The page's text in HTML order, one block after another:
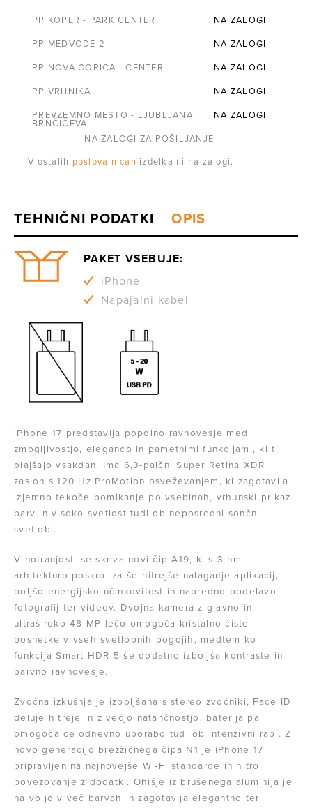
PP KOPER - PARK CENTER NA ZALOGI
PP MEDVODE 2 NA ZALOGI
PP NOVA GORICA - CENTER NA ZALOGI
PP VRHNIKA NA ZALOGI
PREVZEMNO MESTO - LJUBLJANA
BRNČIČEVA
NA ZALOGI
NA ZALOGI ZA POŠILJANJE
V ostalih poslovalnicah izdelka ni na zalogi.
PAKET VSEBUJE:
iPhone
Napajalni kabel
iPhone 17 predstavlja popolno ravnovesje med
zmogljivostjo, eleganco in pametnimi funkcijami, ki ti
olajšajo vsakdan. Ima 6,3-palčni Super Retina XDR
zaslon s 120 Hz ProMotion osveževanjem, ki zagotavlja
izjemno tekoče pomikanje po vsebinah, vrhunski prikaz
barv in visoko svetlost tudi ob neposredni sončni
svetlobi.
V notranjosti se skriva novi čip A19, ki s 3 nm
arhitekturo poskrbi za še hitrejše nalaganje aplikacij,
boljšo energijsko učinkovitost in napredno obdelavo
fotografij ter videov. Dvojna kamera z glavno in
ultraširoko 48 MP lečo omogoča kristalno čiste
posnetke v vseh svetlobnih pogojih, medtem ko
funkcija Smart HDR 5 še dodatno izboljša kontraste in
barvno ravnovesje.
Zvočna izkušnja je izboljšana s stereo zvočniki, Face ID
deluje hitreje in z večjo natančnostjo, baterija pa
omogoča celodnevno uporabo tudi ob intenzivni rabi. Z
novo generacijo brezžičnega čipa N1 je iPhone 17
pripravljen na najnovejše Wi‑Fi standarde in hitro
povezovanje z dodatki. Ohišje iz brušenega aluminija je
na voljo v več barvah in zagotavlja elegantno ter